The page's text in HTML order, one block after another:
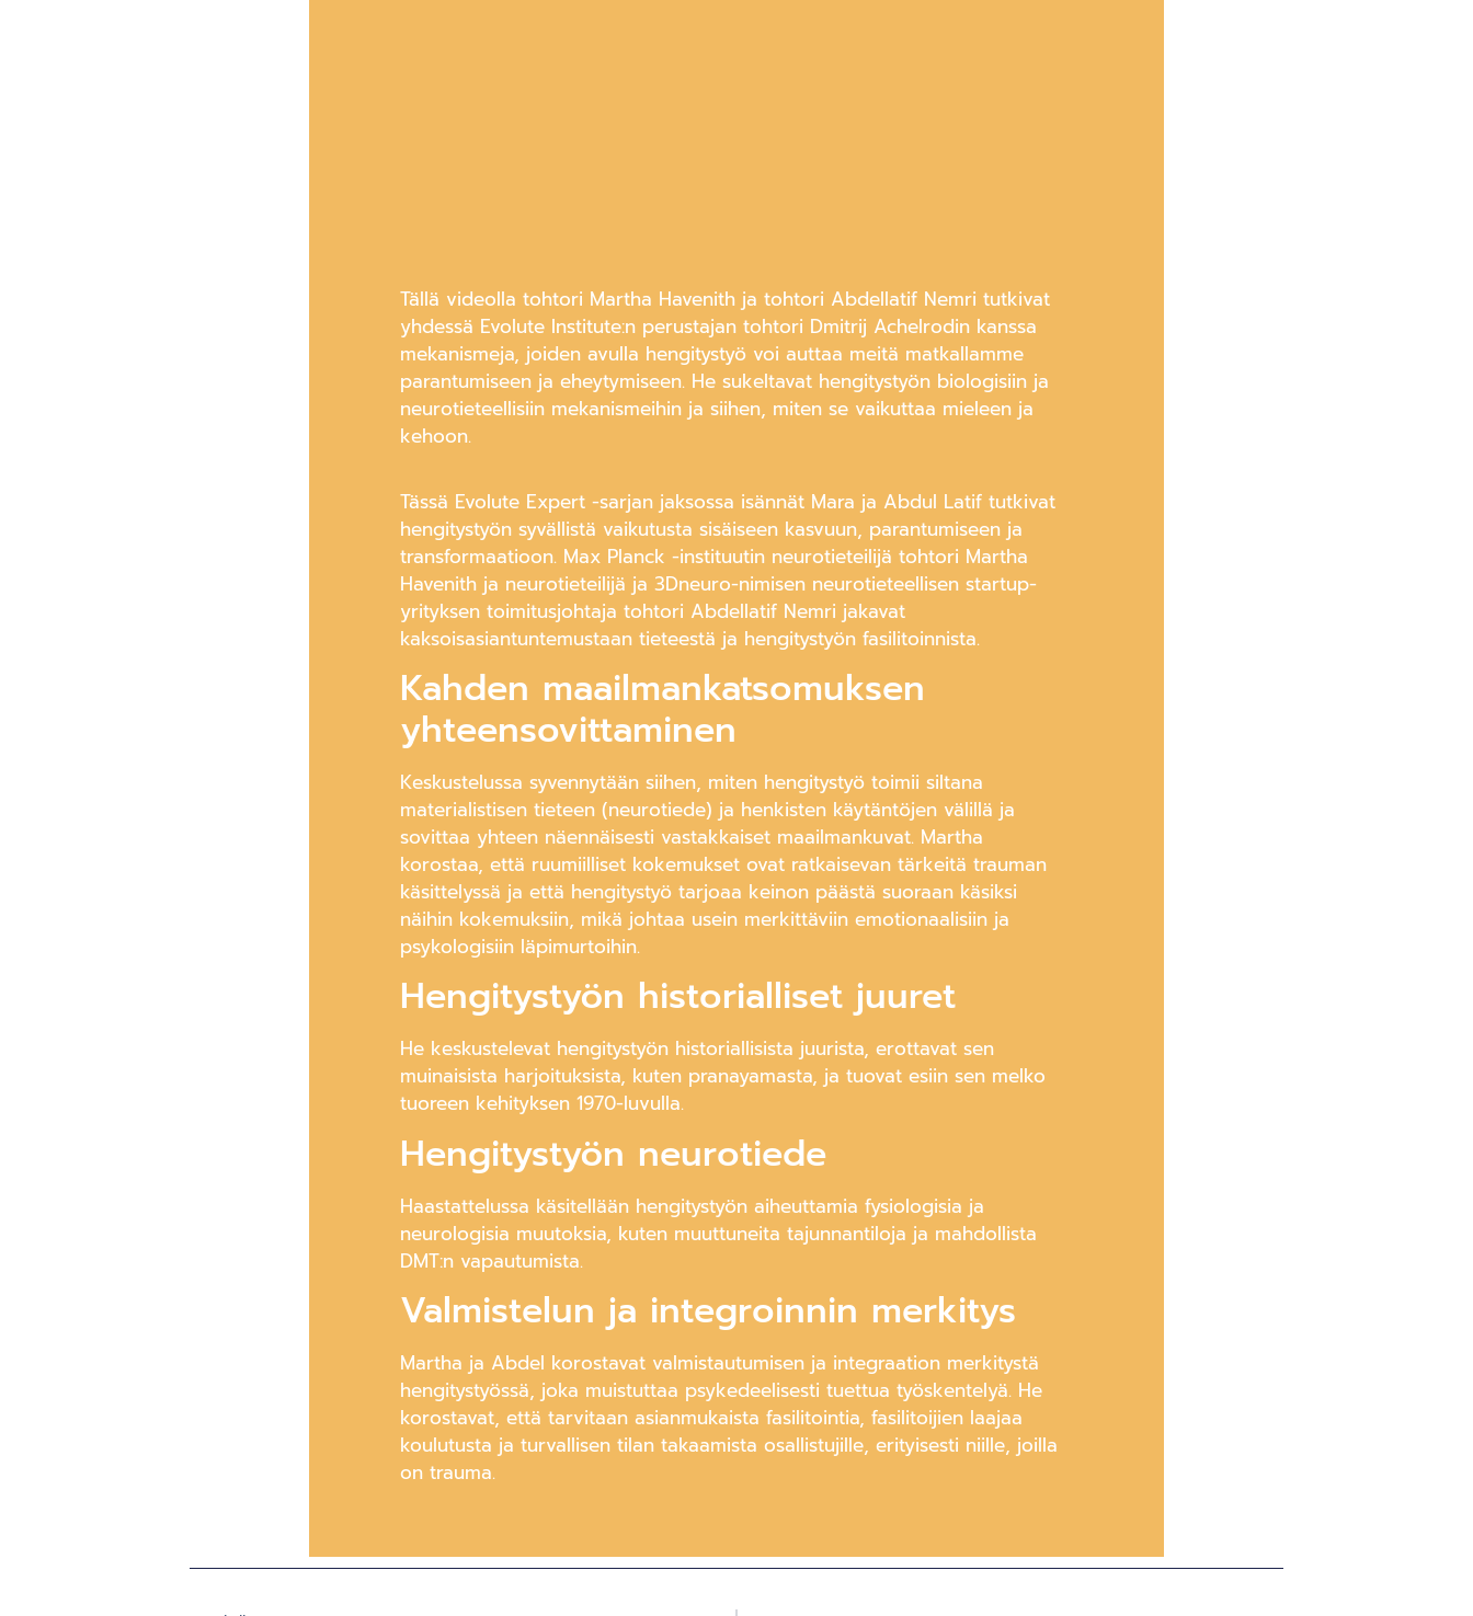
Tällä videolla tohtori Martha Havenith ja tohtori Abdellatif Nemri tutkivat
yhdessä Evolute Institute:n perustajan tohtori Dmitrij Achelrodin kanssa
mekanismeja, joiden avulla hengitystyö voi auttaa meitä matkallamme
parantumiseen ja eheytymiseen. He sukeltavat hengitystyön biologisiin ja
neurotieteellisiin mekanismeihin ja siihen, miten se vaikuttaa mieleen ja
kehoon.
Tässä Evolute Expert -sarjan jaksossa isännät Mara ja Abdul Latif tutkivat
hengitystyön syvällistä vaikutusta sisäiseen kasvuun, parantumiseen ja
transformaatioon. Max Planck -instituutin neurotieteilijä tohtori Martha
Havenith ja neurotieteilijä ja 3Dneuro-nimisen neurotieteellisen startup-
yrityksen toimitusjohtaja tohtori Abdellatif Nemri jakavat
kaksoisasiantuntemustaan tieteestä ja hengitystyön fasilitoinnista.
Kahden maailmankatsomuksen
yhteensovittaminen
Keskustelussa syvennytään siihen, miten hengitystyö toimii siltana
materialistisen tieteen (neurotiede) ja henkisten käytäntöjen välillä ja
sovittaa yhteen näennäisesti vastakkaiset maailmankuvat. Martha
korostaa, että ruumiilliset kokemukset ovat ratkaisevan tärkeitä trauman
käsittelyssä ja että hengitystyö tarjoaa keinon päästä suoraan käsiksi
näihin kokemuksiin, mikä johtaa usein merkittäviin emotionaalisiin ja
psykologisiin läpimurtoihin.
Hengitystyön historialliset juuret
He keskustelevat hengitystyön historiallisista juurista, erottavat sen
muinaisista harjoituksista, kuten pranayamasta, ja tuovat esiin sen melko
tuoreen kehityksen 1970-luvulla.
Hengitystyön neurotiede
Haastattelussa käsitellään hengitystyön aiheuttamia fysiologisia ja
neurologisia muutoksia, kuten muuttuneita tajunnantiloja ja mahdollista
DMT:n vapautumista.
Valmistelun ja integroinnin merkitys
Martha ja Abdel korostavat valmistautumisen ja integraation merkitystä
hengitystyössä, joka muistuttaa psykedeelisesti tuettua työskentelyä. He
korostavat, että tarvitaan asianmukaista fasilitointia, fasilitoijien laajaa
koulutusta ja turvallisen tilan takaamista osallistujille, erityisesti niille, joilla
on trauma.